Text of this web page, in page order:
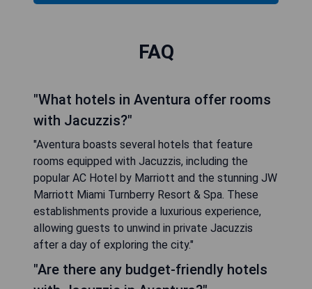
FAQ
"What hotels in Aventura offer rooms
with Jacuzzis?"
"Aventura boasts several hotels that feature
rooms equipped with Jacuzzis, including the
popular AC Hotel by Marriott and the stunning JW
Marriott Miami Turnberry Resort & Spa. These
establishments provide a luxurious experience,
allowing guests to unwind in private Jacuzzis
after a day of exploring the city."
"Are there any budget-friendly hotels